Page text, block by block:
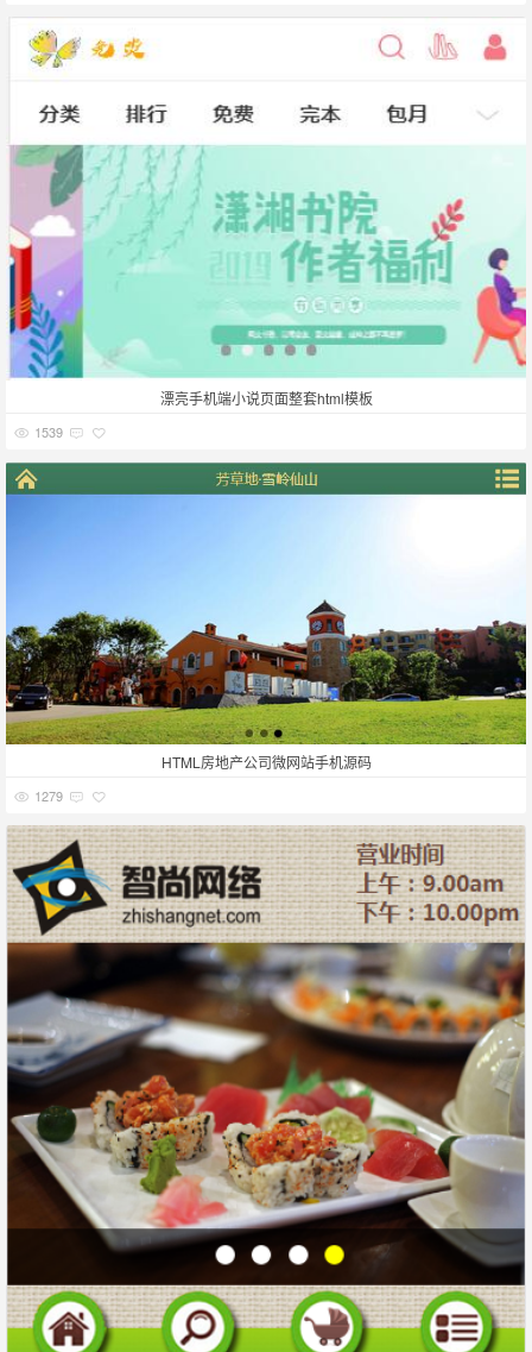
漂亮手机端小说页面整套html模板
1539
HTML房地产公司微网站手机源码
1279